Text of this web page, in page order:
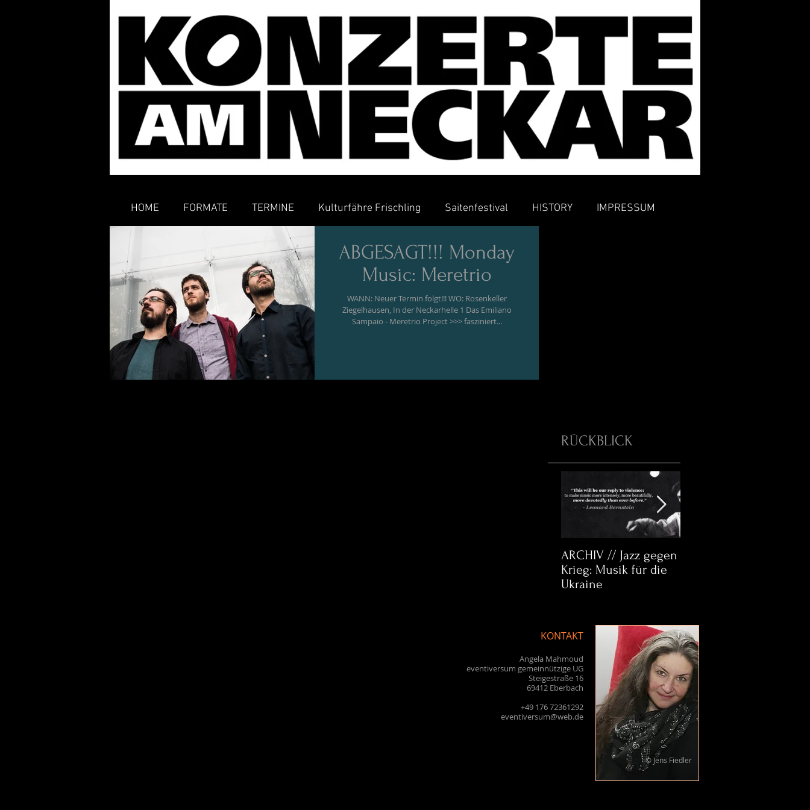
ABGESAGT!!! Monday
Music: Meretrio
WANN: Neuer Termin folgt!!! WO: Rosenkeller
Ziegelhausen, In der Neckarhelle 1 Das Emiliano
Sampaio - Meretrio Project >>> fasziniert...
RÜCKBLICK
ARCHIV // Jazz gegen
Krieg: Musik für die
Ukraine
HOME FORMATE TERMINE Kulturfähre Frischling Saitenfestival HISTORY IMPRESSUM
KONTAKT
Angela Mahmoud
eventiversum gemeinnützige UG
Steigestraße 16
69412 Eberbach
+49 176 72361292
eventiversum@web.de
© Jens Fiedler